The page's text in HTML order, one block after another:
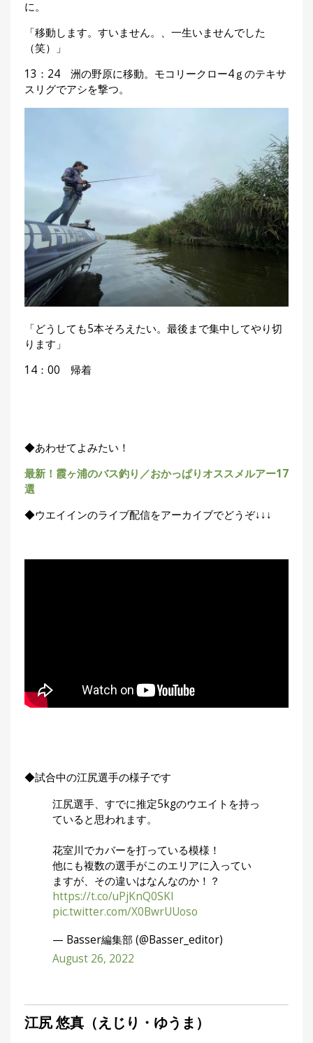
に。
「移動します。すいません。、一生いませんでした
（笑）」
13：24 洲の野原に移動。モコリークロー4ｇのテキサ
スリグでアシを撃つ。
「どうしても5本そろえたい。最後まで集中してやり切
ります」
14：00 帰着
◆あわせてよみたい！
最新！霞ヶ浦のバス釣り／おかっぱりオススメルアー17
選
◆ウエイインのライブ配信をアーカイブでどうぞ↓↓↓
◆試合中の江尻選手の様子です
江尻選手、すでに推定5kgのウエイトを持っ
ていると思われます。
花室川でカバーを打っている模様！
他にも複数の選手がこのエリアに入ってい
ますが、その違いはなんなのか！？
https://t.co/uPjKnQ0SKI
pic.twitter.com/X0BwrUUoso
— Basser編集部 (@Basser_editor)
August 26, 2022
江尻 悠真（えじり・ゆうま）